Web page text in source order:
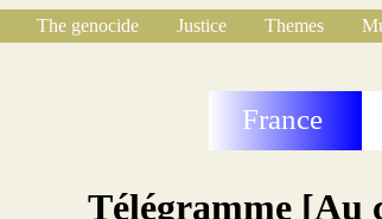
The genocide Justice Themes
France
Télégramme [Au